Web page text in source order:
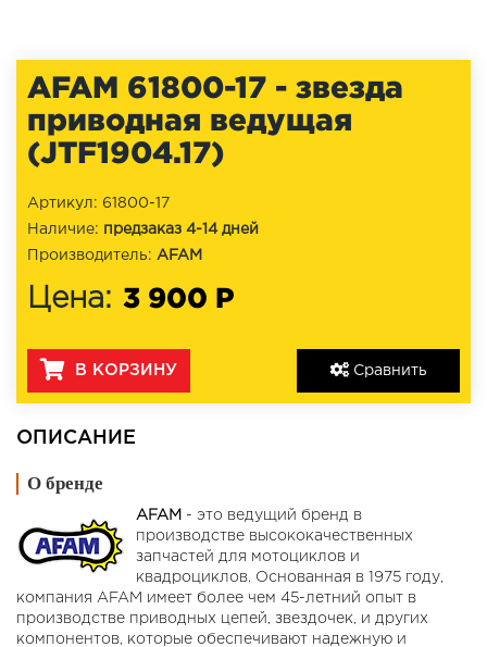
AFAM 61800-17 - звезда
приводная ведущая
(JTF1904.17)
Сравнить
Артикул: 61800-17
Наличие: предзаказ 4-14 дней
Производитель: AFAM
Цена: 3 900 Р
В КОРЗИНУ
ОПИСАНИЕ
О бренде
AFAM - это ведущий бренд в
производстве высококачественных
запчастей для мотоциклов и
квадроциклов. Основанная в 1975 году,
компания AFAM имеет более чем 45-летний опыт в
производстве приводных цепей, звездочек, и других
компонентов, которые обеспечивают надежную и